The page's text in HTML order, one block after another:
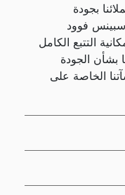
بجودة
سبينس فوود
التتبع الكامل
بشأن الجودة
الخاصة على